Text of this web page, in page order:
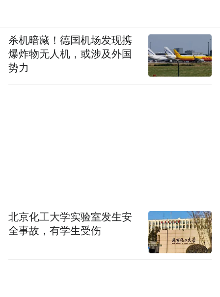
杀机暗藏！德国机场发现携
爆炸物无人机，或涉及外国
势力
北京化工大学实验室发生安
全事故，有学生受伤